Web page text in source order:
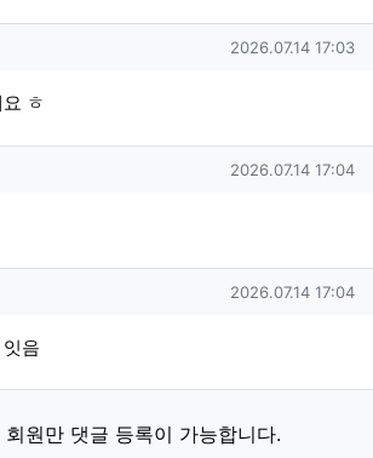
글 작성일
2026.07.14 17:03
ㅎ
글 작성일
2026.07.14 17:04
글 작성일
2026.07.14 17:04
음
회원만 댓글 등록이 가능합니다.